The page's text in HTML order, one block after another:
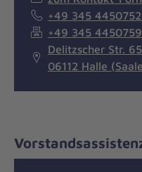
+49 345
+49 345
Delitzscher Str. 65
06112 Halle